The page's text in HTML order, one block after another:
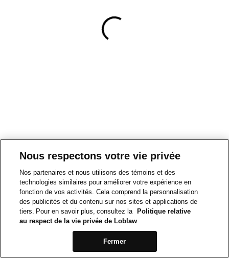
Nous respectons votre vie privée
Nos partenaires et nous utilisons des témoins et des
technologies similaires pour améliorer votre expérience en
fonction de vos activités. Cela comprend la personnalisation
des publicités et du contenu sur nos sites et applications de
tiers. Pour en savoir plus, consultez la
Politique relative
au respect de la vie privée de Loblaw
Fermer